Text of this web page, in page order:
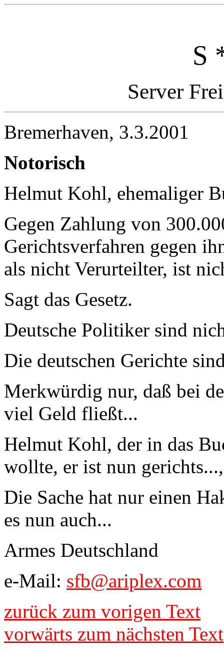
S
Server
Bremerhaven, 3.3.2001
Notorisch
Helmut Kohl, ehemaliger
Gegen Zahlung von
Gerichtsverfahren gegen
als nicht Verurteilter, ist
Sagt das Gesetz.
Deutsche Politiker sind
Die deutschen Gerichte
Merkwürdig nur, daß bei
viel Geld fließt...
Helmut Kohl, der in das
wollte, er ist nun
Die Sache hat nur einen
es nun auch...
Armes Deutschland
e-Mail: sfb@ariplex.com
zurück zum vorigen Text
vorwärts zum nächsten Text